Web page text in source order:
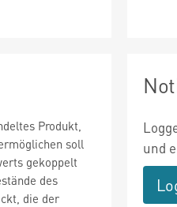
Produkt,
soll
gekoppelt
des
die der
und